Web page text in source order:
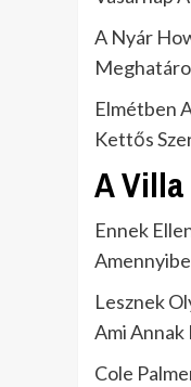
A Nyár
Elmétben
Kettős
A
Ennek
Lesznek
Ami Annak
Cole